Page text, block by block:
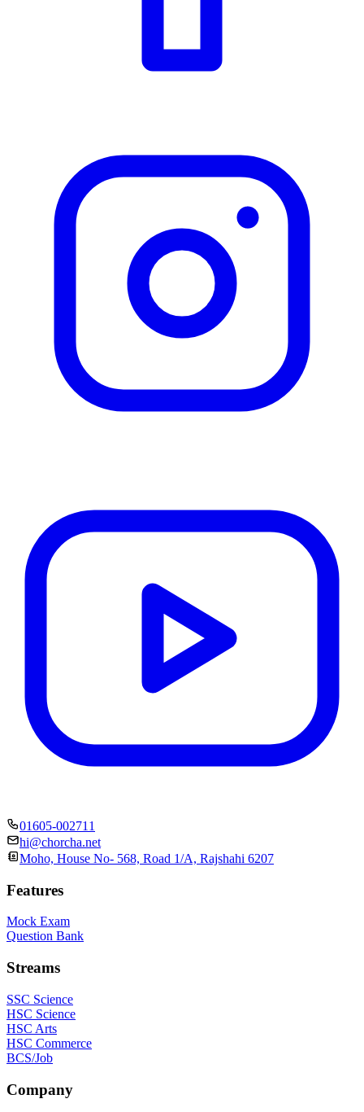
01605-002711
hi@chorcha.net
Moho, House No- 568, Road 1/A, Rajshahi 6207
Features
Mock Exam
Question Bank
Streams
SSC Science
HSC Science
HSC Arts
HSC Commerce
BCS/Job
Company